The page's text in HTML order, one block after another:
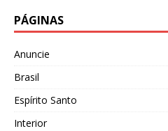
PÁGINAS
Anuncie
Brasil
Espírito Santo
Interior